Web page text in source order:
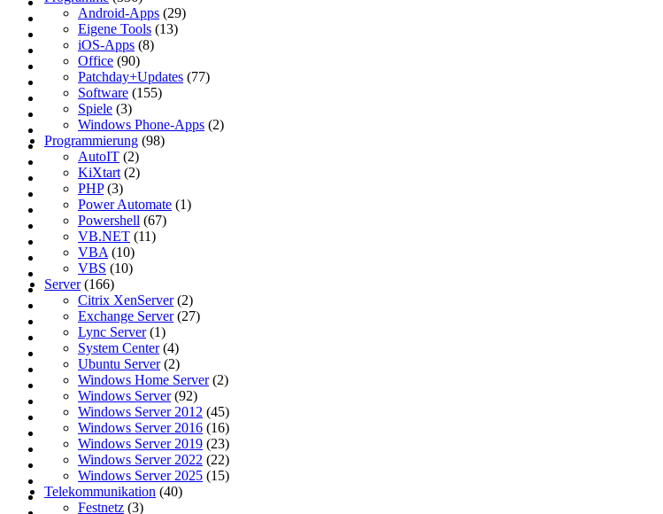
Android-Apps (29)
Eigene Tools (13)
iOS-Apps (8)
Office (90)
Patchday+Updates (77)
Software (155)
Spiele (3)
Windows Phone-Apps (2)
Programmierung (98)
AutoIT (2)
KiXtart (2)
PHP(3)
Power Automate (1)
Powershell (67)
VB.NET (11)
VBA (10)
VBS (10)
Server(166)
Citrix XenServer(2)
Exchange Server(27)
Lync Server(1)
System Center(4)
Ubuntu Server(2)
Windows Home Server(2)
Windows Server(92)
Windows Server 2012 (45)
Windows Server 2016 (16)
Windows Server 2019 (23)
Windows Server 2022 (22)
Windows Server 2025 (15)
Telekommunikation (40)
Festnetz (3)